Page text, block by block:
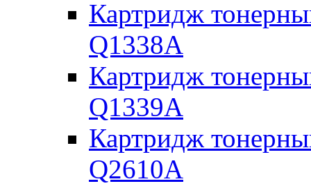
Картридж
Q1338A
Картридж
Q1339A
Картридж
Q2610A